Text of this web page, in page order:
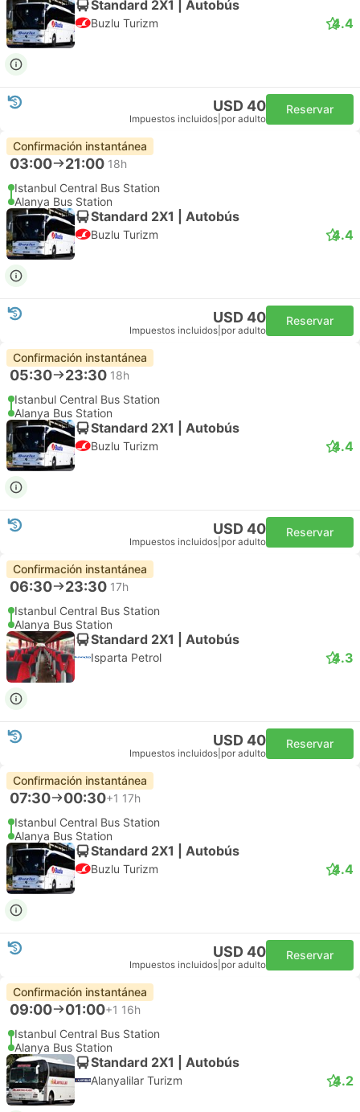
Standard 2X1 | Autobús
Buzlu Turizm 4.4
USD 40
Impuestos incluidos por adulto
Reservar
Confirmación instantánea
03:00 21:00 18h
Istanbul Central Bus Station
Alanya Bus Station
Standard 2X1 | Autobús
Buzlu Turizm 4.4
USD 40
Impuestos incluidos por adulto
Reservar
Confirmación instantánea
05:30 23:30 18h
Istanbul Central Bus Station
Alanya Bus Station
Standard 2X1 | Autobús
Buzlu Turizm 4.4
USD 40
Impuestos incluidos por adulto
Reservar
Confirmación instantánea
06:30 23:30 17h
Istanbul Central Bus Station
Alanya Bus Station
Standard 2X1 | Autobús
Isparta Petrol 4.3
USD 40
Impuestos incluidos por adulto
Reservar
Confirmación instantánea
07:30 00:30+1 17h
Istanbul Central Bus Station
Alanya Bus Station
Standard 2X1 | Autobús
Buzlu Turizm 4.4
USD 40
Impuestos incluidos por adulto
Reservar
Confirmación instantánea
09:00 01:00+1 16h
Istanbul Central Bus Station
Alanya Bus Station
Standard 2X1 | Autobús
Alanyalilar Turizm 4.2